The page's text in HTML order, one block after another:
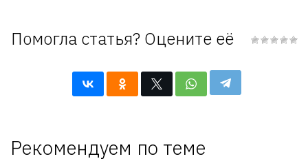
Помогла статья? Оцените её
Рекомендуем по теме